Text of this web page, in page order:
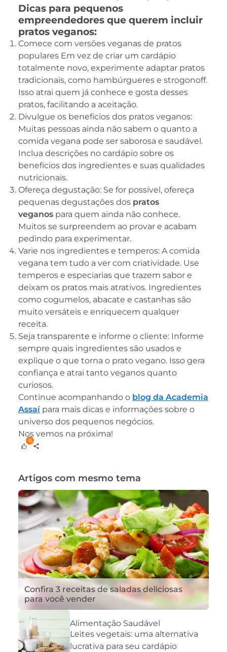
Dicas para pequenos
empreendedores que querem incluir
pratos veganos:
Comece com versões veganas de pratos
populares Em vez de criar um cardápio
totalmente novo, experimente adaptar pratos
tradicionais, como hambúrgueres e strogonoff.
Isso atrai quem já conhece e gosta desses
pratos, facilitando a aceitação.
Divulgue os benefícios dos pratos veganos:
Muitas pessoas ainda não sabem o quanto a
comida vegana pode ser saborosa e saudável.
Inclua descrições no cardápio sobre os
benefícios dos ingredientes e suas qualidades
nutricionais.
Ofereça degustação: Se for possível, ofereça
pequenas degustações dos pratos
veganos para quem ainda não conhece.
Muitos se surpreendem ao provar e acabam
pedindo para experimentar.
Varie nos ingredientes e temperos: A comida
vegana tem tudo a ver com criatividade. Use
temperos e especiarias que trazem sabor e
deixam os pratos mais atrativos. Ingredientes
como cogumelos, abacate e castanhas são
muito versáteis e enriquecem qualquer
receita.
Seja transparente e informe o cliente: Informe
sempre quais ingredientes são usados e
explique o que torna o prato vegano. Isso gera
confiança e atrai tanto veganos quanto
curiosos.
Continue acompanhando o blog da Academia
Assaí para mais dicas e informações sobre o
universo dos pequenos negócios.
Nos vemos na próxima!
0
Artigos com mesmo tema
Confira 3 receitas de saladas deliciosas
para você vender
Alimentação Saudável
Leites vegetais: uma alternativa
lucrativa para seu cardápio